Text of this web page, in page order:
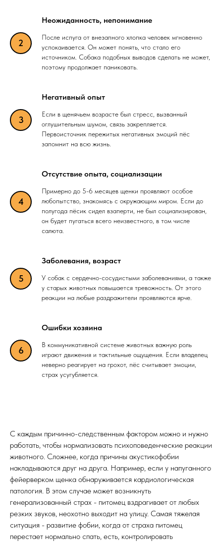
Неожиданность, непонимание
После испуга от внезапного хлопка человек мгновенно
успокаивается. Он может понять, что стало его
источником. Собака подобных выводов сделать не может,
поэтому продолжает паниковать.
Негативный опыт
Если в щенячьем возрасте был стресс, вызванный
оглушительным шумом, связь закрепляется.
Первоисточник пережитых негативных эмоций пёс
запомнит на всю жизнь.
Отсутствие опыта, социализации
Примерно до 5-6 месяцев щенки проявляют особое
любопытство, знакомясь с окружающим миром. Если до
полугода пёсик сидел взаперти, не был социализирован,
он будет пугаться всего неизвестного, в том числе
салюта.
Заболевания, возраст
У собак с сердечно-сосудистыми заболеваниями, а также
у старых животных повышается тревожность. От этого
реакции на любые раздражители проявляются ярче.
Ошибки хозяина
В коммуникативной системе животных важную роль
играют движения и тактильные ощущения. Если владелец
неверно реагирует на грохот, пёс считывает эмоции,
страх усугубляется.
С каждым причинно-следственным фактором можно и нужно
работать, чтобы нормализовать психоповеденческие реакции
животного. Сложнее, когда причины акустикофобии
накладываются друг на друга. Например, если у напуганного
фейерверком щенка обнаруживается кардиологическая
патология. В этом случае может возникнуть
генерализованный страх - питомец вздрагивает от любых
резких звуков, неохотно выходит на улицу. Самая тяжелая
ситуация - развитие фобии, когда от страха питомец
перестает нормально спать, есть, контролировать